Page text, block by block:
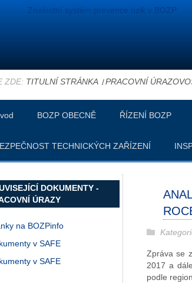
ZDE: TITULNÍ STRÁNKA PRACOVNÍ
BOZP OBECNĚ ŘÍZENÍ BOZP
TECHNICKÝCH ZAŘÍZENÍ
DOKUMENTY -
ÚRAZY
na BOZPinfo
v SAFE
v SAFE
Zpráva se
2017 a
podle